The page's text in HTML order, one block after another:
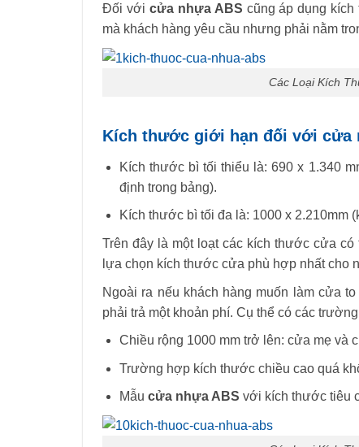
Đối với cửa nhựa ABS cũng áp dụng
mà khách hàng yêu cầu nhưng phải nằm
Các Loại Kích
Kích thước giới hạn đối với cửa
Kích thước bì tối thiểu là: 690 x 1.340
định trong bảng).
Kích thước bì tối đa là: 1000 x 2.210mm
Trên đây là một loạt các kích thước cửa
lựa chọn kích thước cửa phù hợp nhất cho
Ngoài ra nếu khách hàng muốn làm cửa
phải trả một khoản phí. Cụ thể có các
Chiều rộng 1000 mm trở lên: cửa mẹ và
Trường hợp kích thước chiều cao quá
Mẫu cửa nhựa ABS với kích thước tiêu